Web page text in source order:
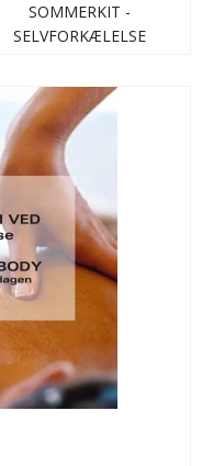
SOMMERKIT -
SELVFORKÆLELSE